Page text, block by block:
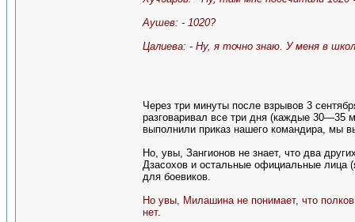
Аушев: - 1020?
Цалиева: - Ну, я точно знаю. У меня в
Через три минуты после взрывов 3
разговаривал все три дня (каждые 30—35
выполнили приказ нашего командира, мы
Но, увы, Зангионов не знает, что два
Дзасохов и остальные официальные лица
для боевиков.
Но увы, Милашина не понимает, что
нет.